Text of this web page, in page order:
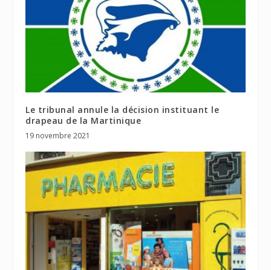
Le tribunal annule la décision instituant le
drapeau de la Martinique
19 novembre 2021